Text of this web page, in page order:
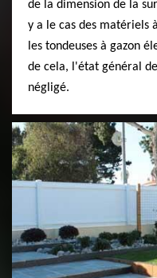
de la dimension de la
y a le cas des matériels
les tondeuses à gazon
de cela, l'état général
négligé.